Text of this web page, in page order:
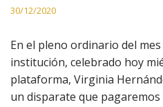
30/12/2020
En el pleno ordinario del
institución, celebrado hoy
plataforma, Virginia
un disparate que